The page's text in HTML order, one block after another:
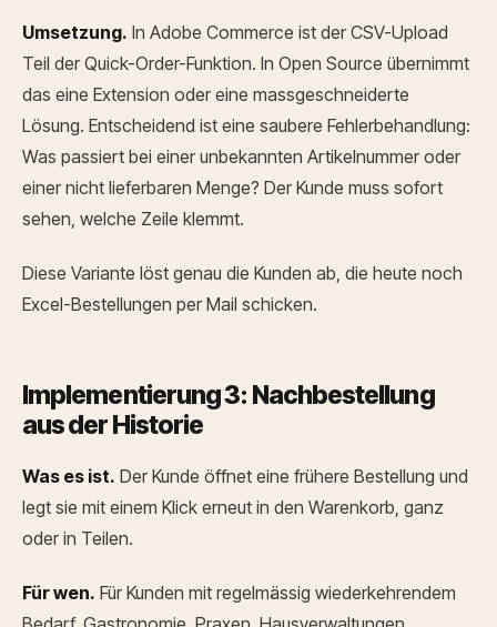
Umsetzung. In Adobe Commerce ist der CSV-Upload
Teil der Quick-Order-Funktion. In Open Source übernimmt
das eine Extension oder eine massgeschneiderte
Lösung. Entscheidend ist eine saubere Fehlerbehandlung:
Was passiert bei einer unbekannten Artikelnummer oder
einer nicht lieferbaren Menge? Der Kunde muss sofort
sehen, welche Zeile klemmt.
Diese Variante löst genau die Kunden ab, die heute noch
Excel-Bestellungen per Mail schicken.
Implementierung 3: Nachbestellung
aus der Historie
Was es ist. Der Kunde öffnet eine frühere Bestellung und
legt sie mit einem Klick erneut in den Warenkorb, ganz
oder in Teilen.
Für wen. Für Kunden mit regelmässig wiederkehrendem